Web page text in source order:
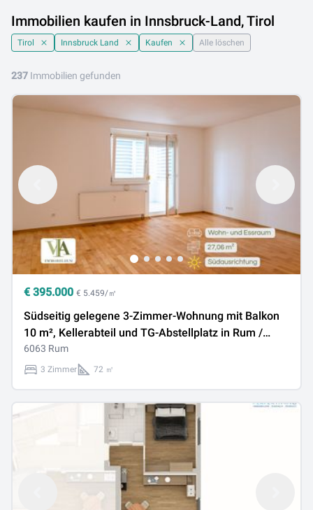
Immobilien kaufen in Innsbruck-Land, Tirol
Tirol Innsbruck Land Kaufen Alle löschen
237 Immobilien gefunden
€ 395.000 € 5.459/㎡
Südseitig gelegene 3-Zimmer-Wohnung mit Balkon
10 m², Kellerabteil und TG-Abstellplatz in Rum /
Grenze Innsbruck
6063 Rum
3 Zimmer 72 ㎡